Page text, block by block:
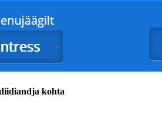
kohta